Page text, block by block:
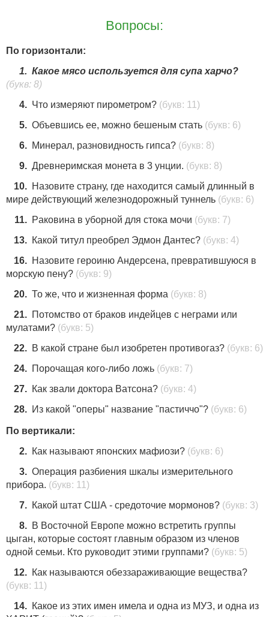
Вопросы:
По горизонтали:
1. Какое мясо используется для супа харчо?
(букв: 8)
4. Что измеряют пирометром? (букв: 11)
5. Объевшись ее, можно бешеным стать (букв: 6)
6. Минерал, разновидность гипса? (букв: 8)
9. Древнеримская монета в 3 унции. (букв: 8)
10. Назовите страну, где находится самый длинный в
мире действующий железнодорожный туннель (букв: 6)
11. Paкoвинa в yбopнoй для cтoкa мoчи (букв: 7)
13. Какой титул преобрел Эдмон Дантес? (букв: 4)
16. Назовите героиню Андерсена, превратившуюся в
морскую пену? (букв: 9)
20. То же, что и жизненная форма (букв: 8)
21. Потомство от браков индейцев с неграми или
мулатами? (букв: 5)
22. В какой стране был изобретен противогаз? (букв: 6)
24. Порочащая кого-либо ложь (букв: 7)
27. Как звали доктора Ватсона? (букв: 4)
28. Из какой "оперы" название "пастиччо"? (букв: 6)
По вертикали:
2. Как называют японских мафиози? (букв: 6)
3. Операция разбиения шкалы измерительного
прибора. (букв: 11)
7. Какой штат США - средоточие мормонов? (букв: 3)
8. В Восточной Европе можно встретить группы
цыган, которые состоят главным образом из членов
одной семьи. Кто руководит этими группами? (букв: 5)
12. Как называются обеззараживающие вещества?
(букв: 11)
14. Какое из этих имен имела и одна из МУЗ, и одна из